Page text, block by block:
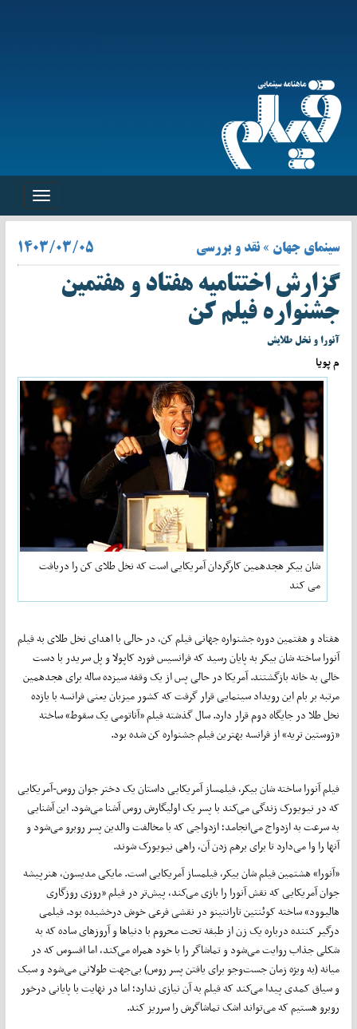
Toggle
سینمای جهان » نقد و بررسی ۱۴۰۳/۰۳/۰۵
گزارش اختتامیه هفتاد و هفتمین
جشنواره فیلم کن
آنورا و نخل طلایش
م پویا
شان بیکر هجدهمین کارگردان آمریکایی است که نخل طلای کن را دریافت
می کند
هفتاد و هفتمین دوره جشنواره جهانی فیلم کن، در حالی با اهدای نخل طلای به فیلم
آنورا ساخته شان بیکر به پایان رسید که فرانسیس فورد کاپولا و پل سریدر با دست
خالی به خانه بازگشتند. آمریکا در حالی پس از یک وقفه سیزده ساله برای هجدهمین
مرتبه بر بام این رویداد سینمایی قرار گرفت که کشور میزبان یعنی فرانسه با یازده
نخل طلا در جایگاه دوم قرار دارد. سال گذشته فیلم «آناتومی یک سقوط» ساخته
«ژوستین تریه» از فرانسه بهترین فیلم جشنواره کن شده بود.
فیلم آنورا ساخته شان بیکر، فیلمساز آمریکایی داستان یک دختر جوان روس-آمریکایی
که در نیویورک زندگی می‌کند با پسر یک اولیگارش روس آشنا می‌شود. این آشنایی
به سرعت به ازدواج می‌انجامد؛ ازدواجی که با مخالفت والدین پسر روبرو می‌شود و
آنها را وا می‌دارد تا برای برهم زدن آن، راهی نیویورک شوند.
«آنورا» هشتمین فیلم شان بیکر، فیلمساز آمریکایی است. مایکی مدیسون، هنرپیشه
جوان آمریکایی که نقش آنورا را بازی می‌کند، پیش‌تر در فیلم «روزی روزگاری
هالیوود» ساخته کوئنتین تارانتینو در نقشی فرعی خوش درخشیده بود. فیلمی
درگیر کننده‌ درباره یک زن از طبقه تحت محروم با دنیاها و آروزهای ساده که به
شکلی جذاب روایت می‌شود و تماشاگر را با خود همراه می‌کند، اما افسوس که در
میانه (به ویژه زمان جست‌و‌‌جو برای یافتن پسر روس) بی‌جهت طولانی می‌شود و سبک
و سیاق کمدی پیدا می‌کند که فیلم به آن نیازی ندارد؛ اما در نهایت با پایانی درخور
روبرو هستیم که می‌تواند اشک تماشاگرش را سرریز کند.